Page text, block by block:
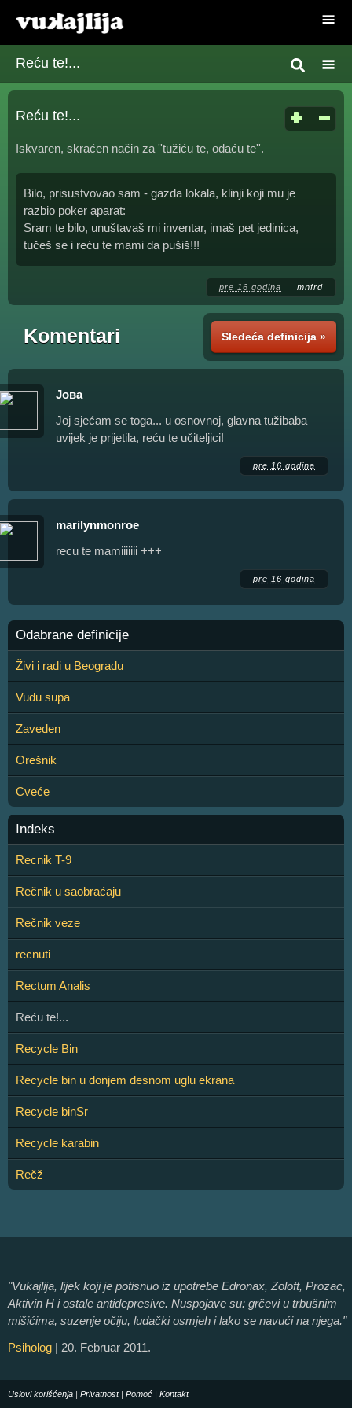
Reću te!...
Reću te!...
Iskvaren, skraćen način za ''tužiću te, odaću te''.
Bilo, prisustvovao sam - gazda lokala, klinji koji mu je
razbio poker aparat:
Sram te bilo, unuštavaš mi inventar, imaš pet jedinica,
tučeš se i reću te mami da pušiš!!!
pre 16 godina mnfrd
Sledeća definicija »
Komentari
Јова
Joj sjećam se toga... u osnovnoj, glavna tužibaba
uvijek je prijetila, reću te učiteljici!
pre 16 godina
marilynmonroe
recu te mamiiiiiii +++
pre 16 godina
Odabrane definicije
Živi i radi u Beogradu
Vudu supa
Zaveden
Orešnik
Cveće
Indeks
Recnik T-9
Rečnik u saobraćaju
Rečnik veze
recnuti
Rectum Analis
Reću te!...
Recycle Bin
Recycle bin u donjem desnom uglu ekrana
Recycle binSr
Recycle karabin
Rečž
"Vukajlija, lijek koji je potisnuo iz upotrebe Edronax, Zoloft, Prozac,
Aktivin H i ostale antidepresive. Nuspojave su: grčevi u trbušnim
mišićima, suzenje očiju, ludački osmjeh i lako se navući na njega."
Psiholog | 20. Februar 2011.
Uslovi korišćenja | Privatnost| Pomoć | Kontakt